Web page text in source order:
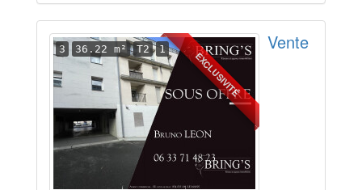
EXCLUSIVITÉ
3 36.22 m² T2 1 Vente